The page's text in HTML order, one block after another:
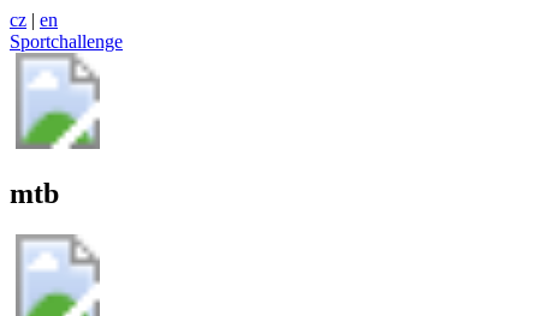
cz | en
Sportchallenge
mtb